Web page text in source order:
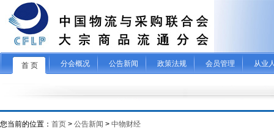
首 页 分会概况 公告新闻 政策法规 会员管理 从业
您当前的位置： 首页 > 公告新闻 > 中物财经